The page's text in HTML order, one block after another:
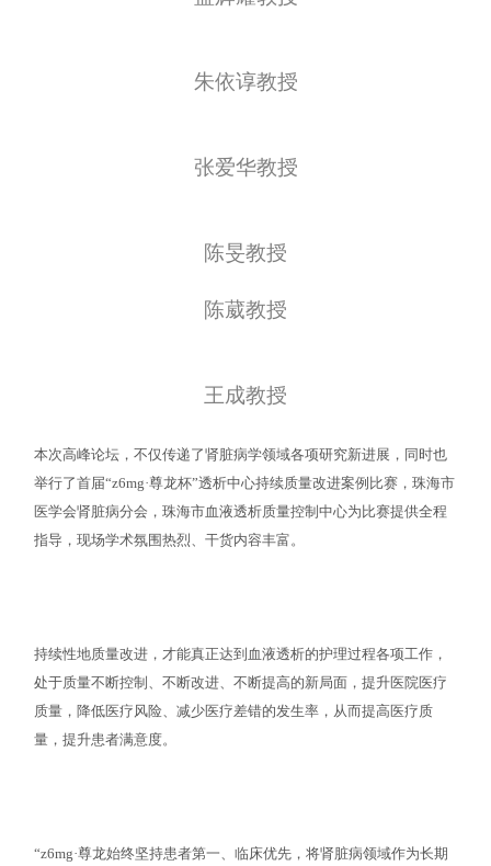
朱依谆教授
张爱华教授
陈旻教授
陈葳教授
王成教授
本次高峰论坛，不仅传递了肾脏病学领域各项研究新进展，同时也
举行了首届“z6mg·尊龙杯”透析中心持续质量改进案例比赛，珠海市
医学会肾脏病分会，珠海市血液透析质量控制中心为比赛提供全程
指导，现场学术氛围热烈、干货内容丰富。
持续性地质量改进，才能真正达到血液透析的护理过程各项工作，
处于质量不断控制、不断改进、不断提高的新局面，提升医院医疗
质量，降低医疗风险、减少医疗差错的发生率，从而提高医疗质
量，提升患者满意度。
“z6mg·尊龙始终坚持患者第一、临床优先，将肾脏病领域作为长期